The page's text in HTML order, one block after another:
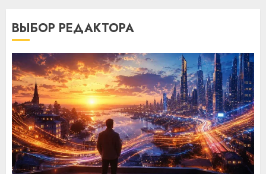
ВЫБОР РЕДАКТОРА